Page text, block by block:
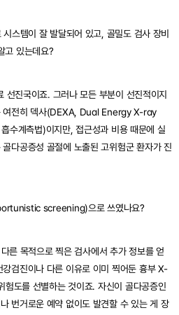
스템이 잘 발달되어 있고, 골밀도 검사 장비
고 있는데요?
선진국이죠. 그러나 모든 부분이 선진적이지
여전히 덱사(DEXA, Dual Energy X-ray
계측법)이지만, 접근성과 비용 때문에 실
다공증성 골절에 노출된 고위험군 환자가 진
screening)으로 쓰였나요?
른 목적으로 찍은 검사에서 추가 정보를 얻
검진이나 다른 이유로 이미 찍어둔 흉부 X-
도를 선별하는 것이죠. 자신이 골다공증인
번거로운 예약 없이도 발견할 수 있는 게 장